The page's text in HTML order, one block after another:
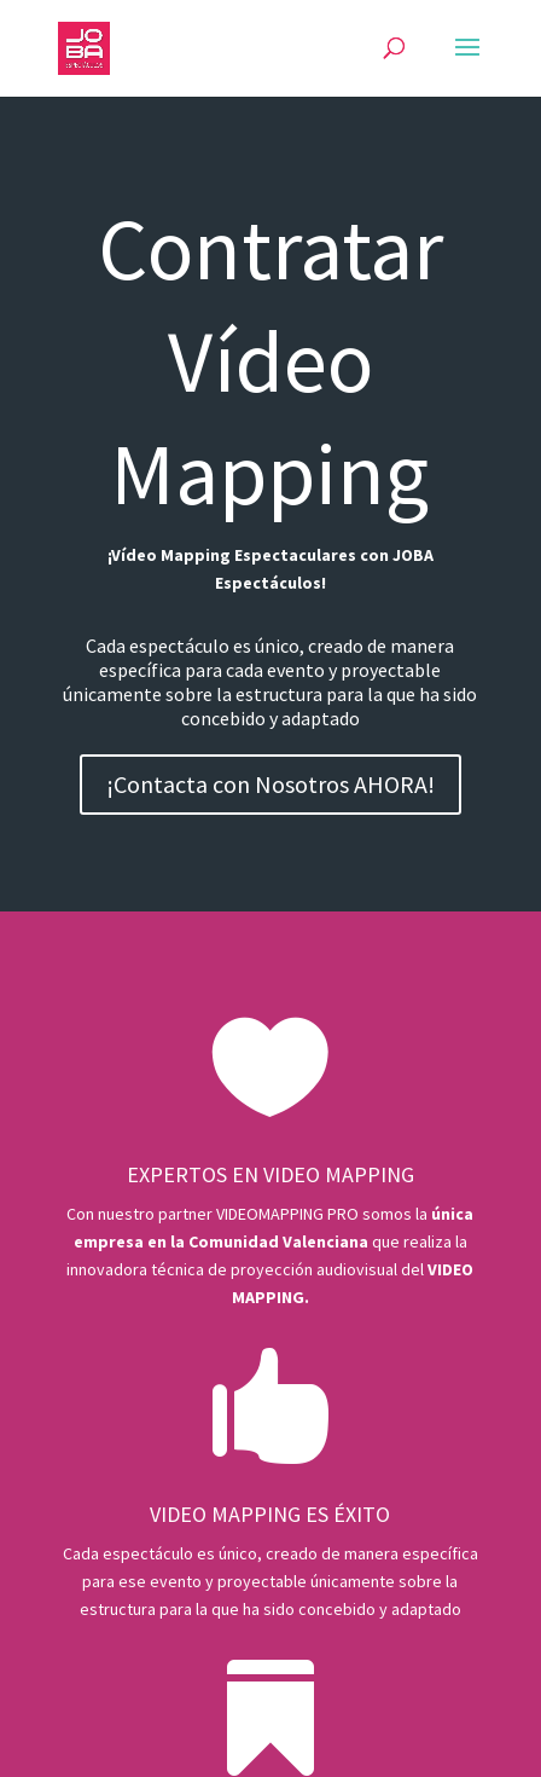
Contratar
Vídeo
Mapping
¡Vídeo Mapping Espectaculares con JOBA
Espectáculos!
Cada espectáculo es único, creado de manera
específica para cada evento y proyectable
únicamente sobre la estructura para la que ha sido
concebido y adaptado
¡Contacta con Nosotros AHORA!

EXPERTOS EN VIDEO MAPPING
Con nuestro partner VIDEOMAPPING PRO somos la única
empresa en la Comunidad Valenciana que realiza la
innovadora técnica de proyección audiovisual delVIDEO
MAPPING.

VIDEO MAPPING ES ÉXITO
Cada espectáculo es único, creado de manera específica
para ese evento y proyectable únicamente sobre la
estructura para la que ha sido concebido y adaptado
